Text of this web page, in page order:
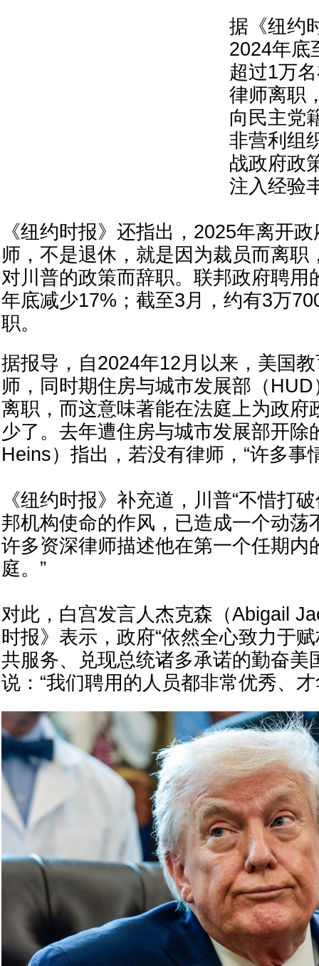
据《纽约
2024年底
超过1万
律师离职
向民主党
非营利组
战政府政
注入经验
《纽约时报》还指出，2025年离开
师，不是退休，就是因为裁员而离职
对川普的政策而辞职。联邦政府聘用
年底减少17%；截至3月，约有3万
职。
据报导，自2024年12月以来，美国
师，同时期住房与城市发展部（
离职，而这意味著能在法庭上为政府
少了。去年遭住房与城市发展部开除
Heins）指出，若没有律师，“许多事
《纽约时报》补充道，川普“不惜打
邦机构使命的作风，已造成一个动荡
许多资深律师描述他在第一个任期内
庭。”
对此，白宫发言人杰克森（Abigail
时报》表示，政府“依然全心致力于
共服务、兑现总统诸多承诺的勤奋美
说：“我们聘用的人员都非常优秀、才